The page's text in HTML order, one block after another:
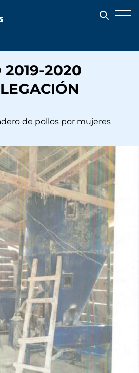
2019-2020
de pollos por mujeres